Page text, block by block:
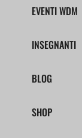
EVENTI WDM
INSEGNANTI
BLOG
SHOP